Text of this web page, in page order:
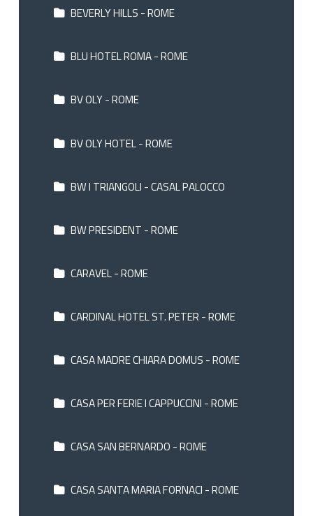
BEVERLY HILLS - ROME
BLU HOTEL ROMA - ROME
BV OLY - ROME
BV OLY HOTEL - ROME
BW I TRIANGOLI - CASAL PALOCCO
BW PRESIDENT - ROME
CARAVEL - ROME
CARDINAL HOTEL ST. PETER - ROME
CASA MADRE CHIARA DOMUS - ROME
CASA PER FERIE I CAPPUCCINI - ROME
CASA SAN BERNARDO - ROME
CASA SANTA MARIA FORNACI - ROME